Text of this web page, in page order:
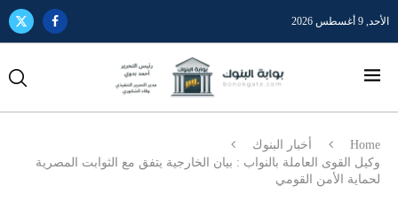
الأحد, 9 أغسطس 2026
Home
أخبار البنوك
وكيل القوى العاملة بالنواب : بيان الخارجية يتفق مع الثوابت المصرية
لحماية الأمن القومي